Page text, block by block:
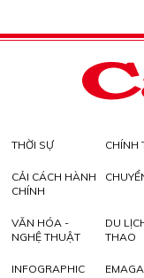
THỜI SỰ CHÍNH
CẢI CÁCH HÀNH
CHÍNH
VĂN HÓA -
NGHỆ THUẬT
DU
THAO
INFOGRAPHIC